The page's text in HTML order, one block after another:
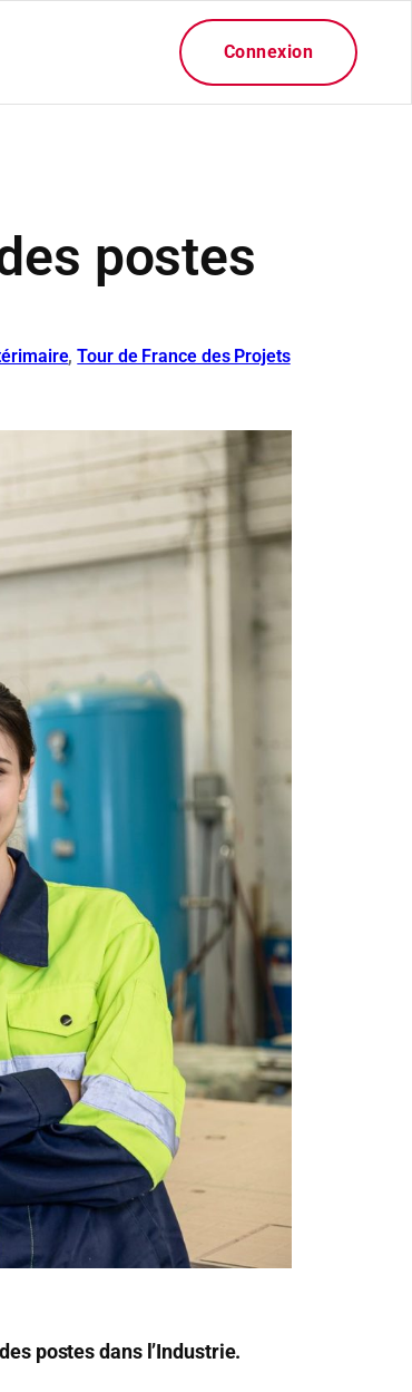
postes
, Tour de France des Projets
postes dans l’Industrie.